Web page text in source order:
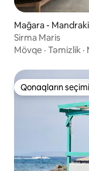
Mağara -
Sirma Maris
Mövqe · Təmizlik ·
Qonaqların seçimi
Qonaqların seçimi